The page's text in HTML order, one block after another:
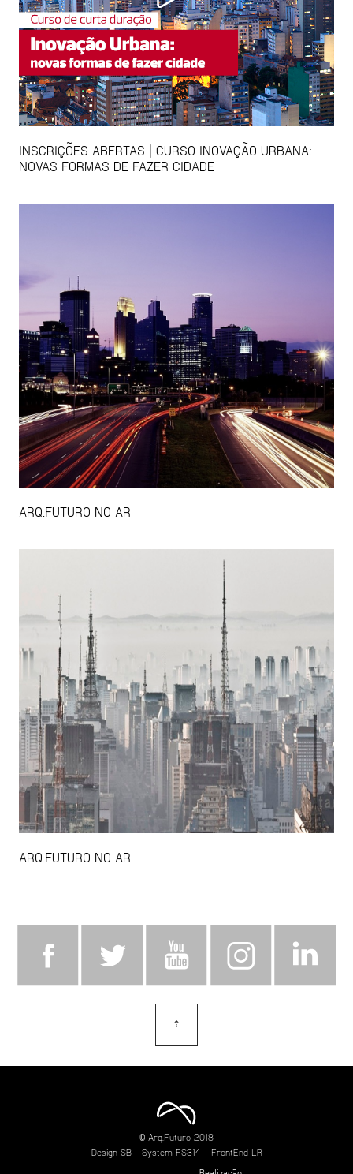
INSCRIÇÕES ABERTAS | CURSO INOVAÇÃO URBANA:
NOVAS FORMAS DE FAZER CIDADE
ARQ.FUTURO NO AR
ARQ.FUTURO NO AR
⇡
© Arq.Futuro 2018
Design SB- System FS314 - FrontEnd LR